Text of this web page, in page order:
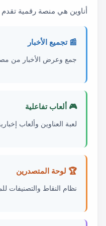
أناوين هي منصة رقمية تقدم
📰 تجميع الأخبار
جمع وعرض الأخبار من
🎮 ألعاب تفاعلية
لعبة العناوين وألعاب
🏆 لوحة المتصدرين
نظام النقاط والتصنيفات